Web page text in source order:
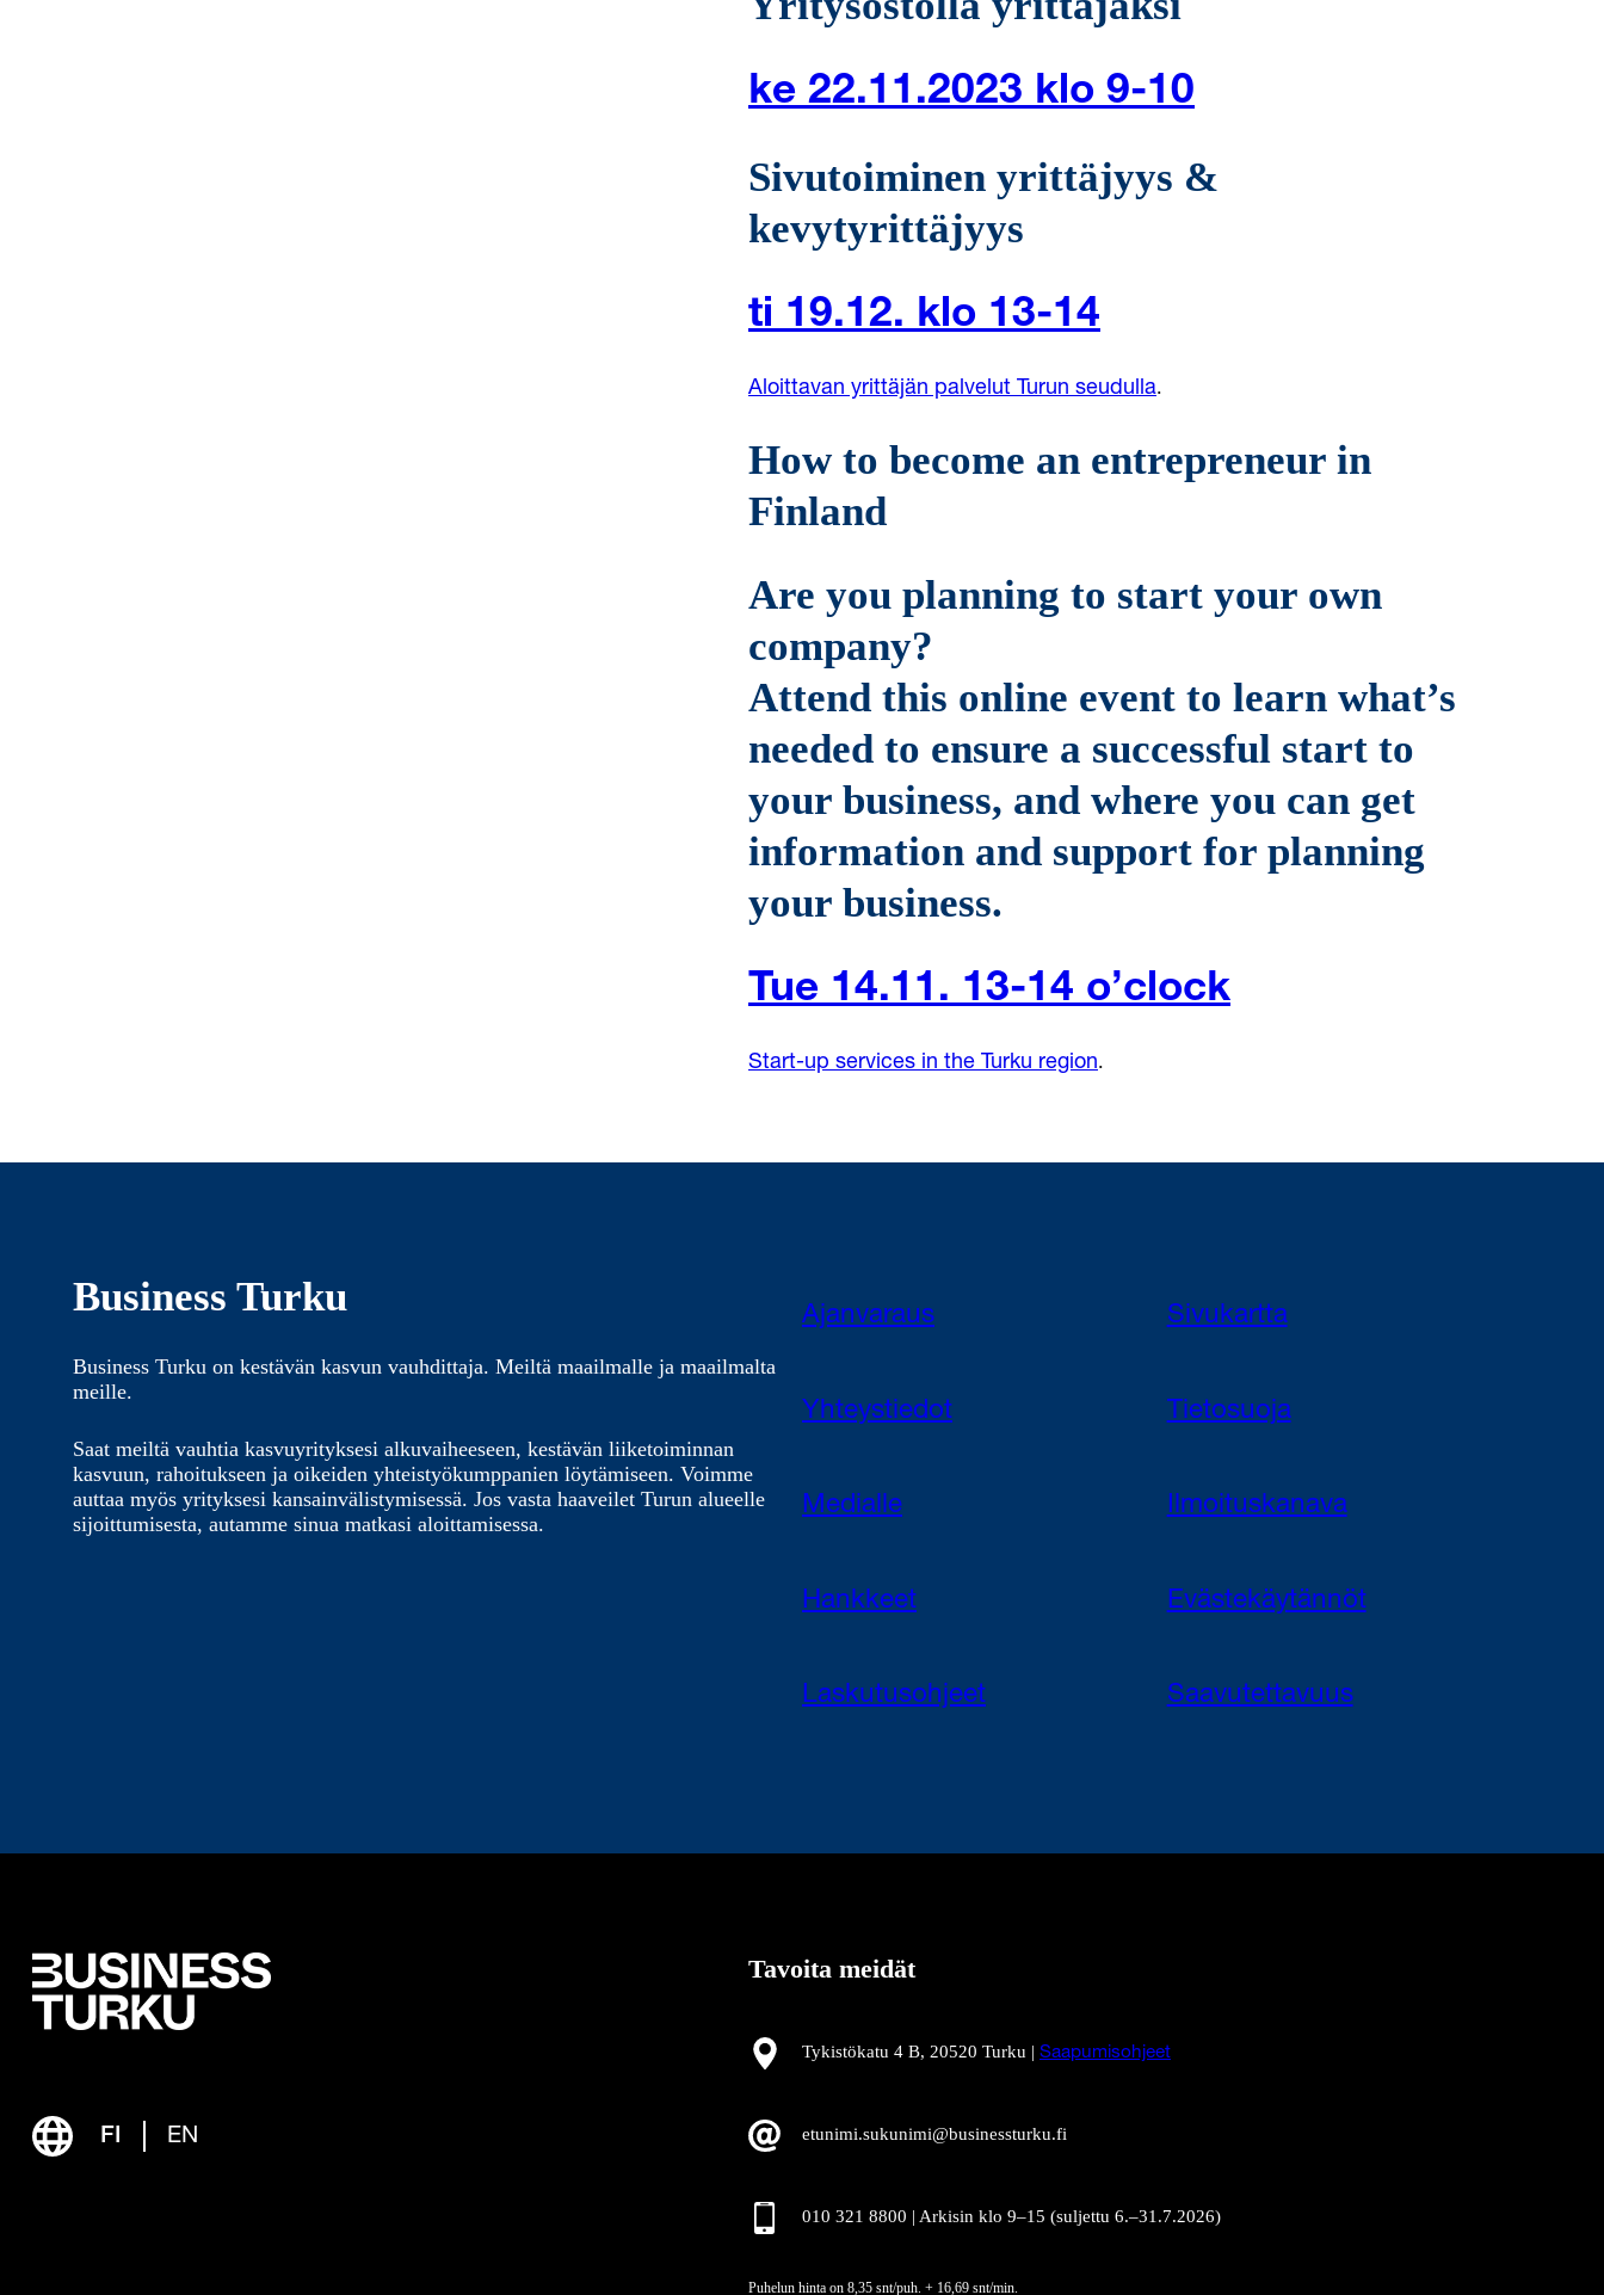
ke 22.11.2023 klo 9-10
Sivutoiminen yrittäjyys &
kevytyrittäjyys
ti 19.12. klo 13-14
Aloittavan yrittäjän palvelut Turun seudulla.
How to become an entrepreneur in
Finland
Are you planning to start your own
company?
Attend this online event to learn what’s
needed to ensure a successful start to
your business, and where you can get
information and support for planning
your business.
Tue 14.11. 13-14 o’clock
Start-up services in the Turku region.
Business Turku
Business Turku on kestävän kasvun vauhdittaja. Meiltä maailmalle ja maailmalta
meille.
Saat meiltä vauhtia kasvuyrityksesi alkuvaiheeseen, kestävän liiketoiminnan
kasvuun, rahoitukseen ja oikeiden yhteistyökumppanien löytämiseen. Voimme
auttaa myös yrityksesi kansainvälistymisessä. Jos vasta haaveilet Turun alueelle
sijoittumisesta, autamme sinua matkasi aloittamisessa.
Ajanvaraus
Yhteystiedot
Medialle
Hankkeet
Laskutusohjeet
Sivukartta
Tietosuoja
Ilmoituskanava
Evästekäytännöt
Saavutettavuus
FI EN
Tavoita meidät
Tykistökatu 4 B, 20520 Turku | Saapumisohjeet
etunimi.sukunimi@businessturku.fi
010 321 8800 | Arkisin klo 9–15 (suljettu 6.–31.7.2026)
Puhelun hinta on 8,35 snt/puh. + 16,69 snt/min.